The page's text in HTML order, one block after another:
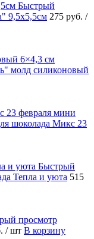
Быстрый
9,5х5,5см 275 руб. /
молд силиконовый
шоколада Микс 23
Быстрый
Тепла и уюта 515
просмотр
/ шт В корзину